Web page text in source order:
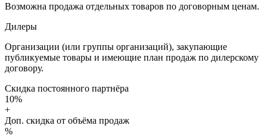
Возможна продажа отдельных товаров по договорным ценам.
Дилеры
Организации (или группы организаций), закупающие
публикуемые товары и имеющие план продаж по дилерскому
договору.
Скидка постоянного партнёра
10%
+
Доп. скидка от объёма продаж
%